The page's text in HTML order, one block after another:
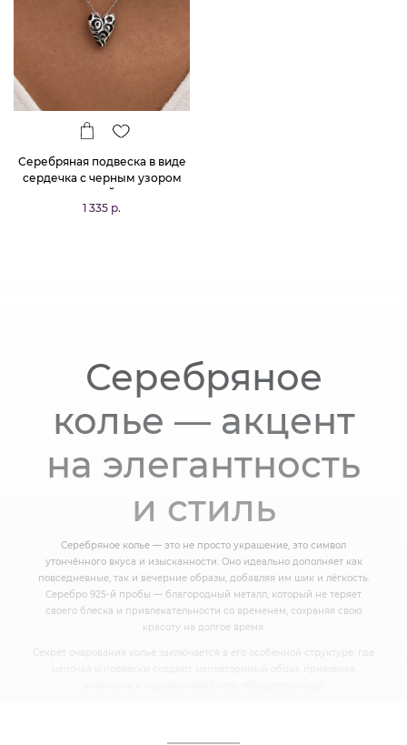
Серебряная подвеска в виде
сердечка с черным узором
1 335 р.
Серебряное
колье — акцент
на элегантность
и стиль
Серебряное колье — это не просто украшение, это символ
утончённого вкуса и изысканности. Оно идеально дополняет как
повседневные, так и вечерние образы, добавляя им шик и лёгкость.
Серебро 925-й пробы — благородный металл, который не теряет
своего блеска и привлекательности со временем, сохраняя свою
красоту на долгое время.
Секрет очарования колье заключается в его особенной структуре, где